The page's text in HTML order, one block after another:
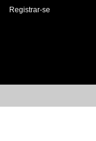
Registrar-se